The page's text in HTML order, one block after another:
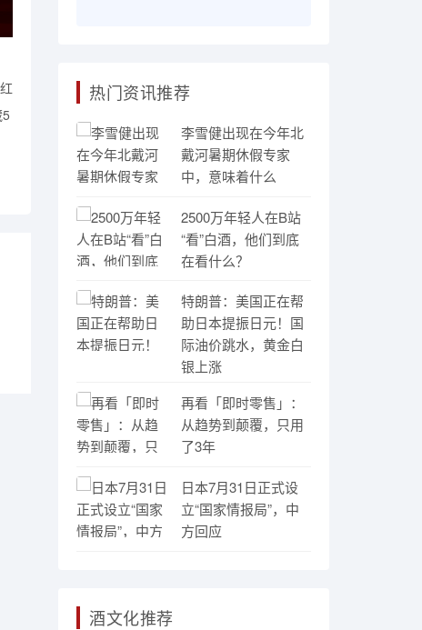
热门资讯推荐
李雪健出现在今年北
戴河暑期休假专家
中，意味着什么
2500万年轻人在B站
“看”白酒，他们到底
在看什么？
特朗普：美国正在帮
助日本提振日元！国
际油价跳水，黄金白
银上涨
再看「即时零售」：
从趋势到颠覆，只用
了3年
日本7月31日正式设
立“国家情报局”，中
方回应
酒文化推荐